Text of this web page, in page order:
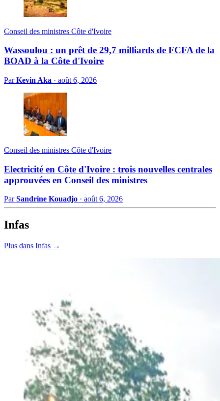
Conseil des ministres Côte d'Ivoire
Wassoulou : un prêt de 29,7 milliards de FCFA de la
BOAD à la Côte d'Ivoire
ParKevin Aka · août 6, 2026
Conseil des ministres Côte d'Ivoire
Electricité en Côte d'Ivoire : trois nouvelles centrales
approuvées en Conseil des ministres
ParSandrine Kouadjo · août 6, 2026
Infas
Plus dans Infas →